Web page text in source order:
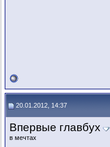
20.01.2012, 14:37
Впервые главбух
в мечтах